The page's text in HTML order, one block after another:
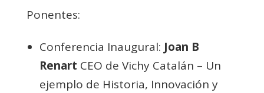
Ponentes:
Conferencia Inaugural: Joan B
Renart CEO de Vichy Catalán – Un
ejemplo de Historia, Innovación y